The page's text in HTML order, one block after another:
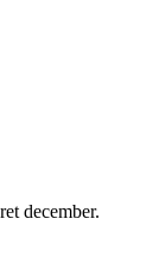
december.